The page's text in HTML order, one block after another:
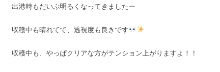
出港時もだいぶ明るくなってきましたー
収穫中も晴れてて、透視度も良きです
収穫中も、やっぱクリアな方がテンション上がりますよ！！